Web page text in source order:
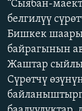
ЭЕ/АРнун
Auto
“Сыябан-
белгилүү
Бишкек
байрагынын
Жаштар
Сүрөтчү